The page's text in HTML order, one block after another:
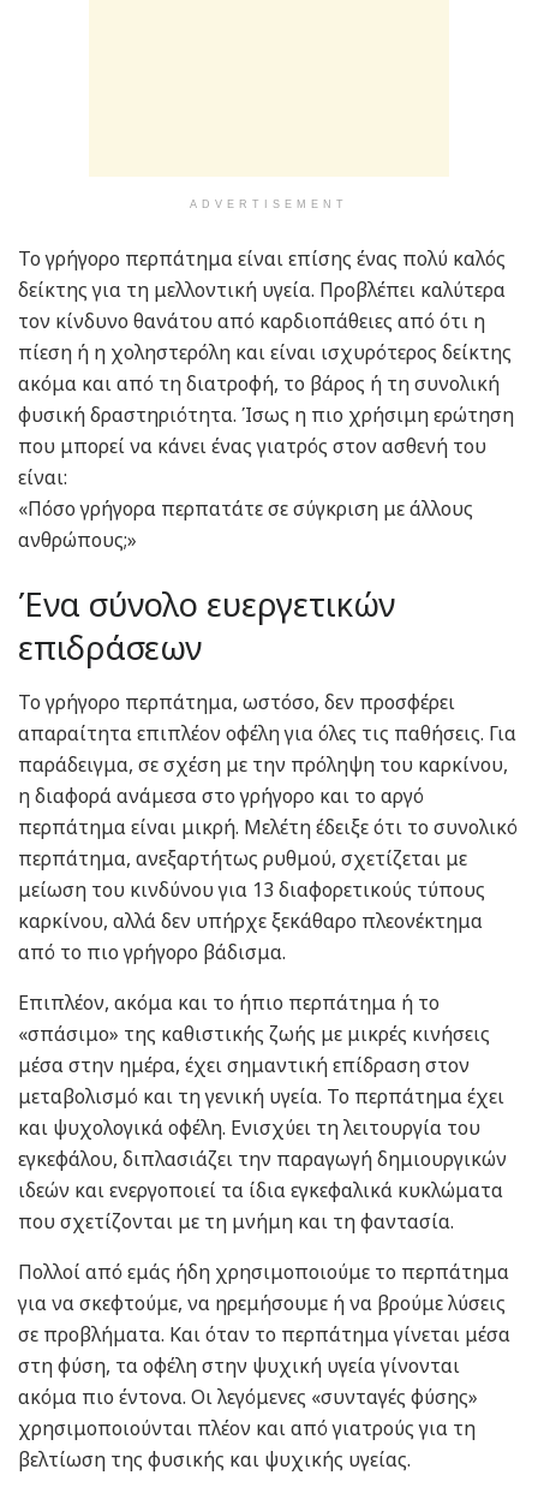
ADVERTISEMENT
Το γρήγορο περπάτημα είναι επίσης ένας πολύ καλός
δείκτης για τη μελλοντική υγεία. Προβλέπει καλύτερα
τον κίνδυνο θανάτου από καρδιοπάθειες από ότι η
πίεση ή η χοληστερόλη και είναι ισχυρότερος δείκτης
ακόμα και από τη διατροφή, το βάρος ή τη συνολική
φυσική δραστηριότητα. Ίσως η πιο χρήσιμη ερώτηση
που μπορεί να κάνει ένας γιατρός στον ασθενή του
είναι:
«Πόσο γρήγορα περπατάτε σε σύγκριση με άλλους
ανθρώπους;»
Ένα σύνολο ευεργετικών
επιδράσεων
Το γρήγορο περπάτημα, ωστόσο, δεν προσφέρει
απαραίτητα επιπλέον οφέλη για όλες τις παθήσεις. Για
παράδειγμα, σε σχέση με την πρόληψη του καρκίνου,
η διαφορά ανάμεσα στο γρήγορο και το αργό
περπάτημα είναι μικρή. Μελέτη έδειξε ότι το συνολικό
περπάτημα, ανεξαρτήτως ρυθμού, σχετίζεται με
μείωση του κινδύνου για 13 διαφορετικούς τύπους
καρκίνου, αλλά δεν υπήρχε ξεκάθαρο πλεονέκτημα
από το πιο γρήγορο βάδισμα.
Επιπλέον, ακόμα και το ήπιο περπάτημα ή το
«σπάσιμο» της καθιστικής ζωής με μικρές κινήσεις
μέσα στην ημέρα, έχει σημαντική επίδραση στον
μεταβολισμό και τη γενική υγεία. Το περπάτημα έχει
και ψυχολογικά οφέλη. Ενισχύει τη λειτουργία του
εγκεφάλου, διπλασιάζει την παραγωγή δημιουργικών
ιδεών και ενεργοποιεί τα ίδια εγκεφαλικά κυκλώματα
που σχετίζονται με τη μνήμη και τη φαντασία.
Πολλοί από εμάς ήδη χρησιμοποιούμε το περπάτημα
για να σκεφτούμε, να ηρεμήσουμε ή να βρούμε λύσεις
σε προβλήματα. Και όταν το περπάτημα γίνεται μέσα
στη φύση, τα οφέλη στην ψυχική υγεία γίνονται
ακόμα πιο έντονα. Οι λεγόμενες «συνταγές φύσης»
χρησιμοποιούνται πλέον και από γιατρούς για τη
βελτίωση της φυσικής και ψυχικής υγείας.